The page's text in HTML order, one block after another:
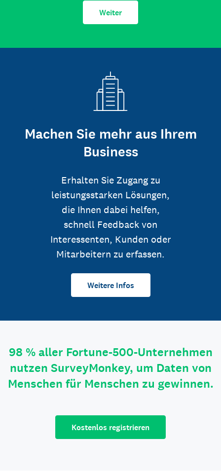
Weiter
Machen Sie mehr aus Ihrem
Business
Erhalten Sie Zugang zu
leistungsstarken Lösungen,
die Ihnen dabei helfen,
schnell Feedback von
Interessenten, Kunden oder
Mitarbeitern zu erfassen.
Weitere Infos
98 % aller Fortune-500-Unternehmen
nutzen SurveyMonkey, um Daten von
Menschen für Menschen zu gewinnen.
Kostenlos registrieren